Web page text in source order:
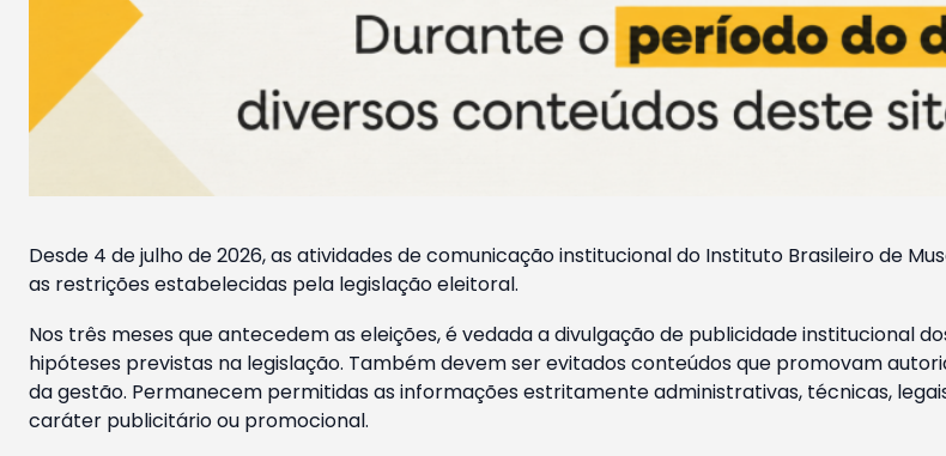
Desde 4 de julho de 2026, as atividades de comunicação institucional do Instituto Brasileiro de
as restrições estabelecidas pela legislação eleitoral.
Nos três meses que antecedem as eleições, é vedada a divulgação de publicidade institucional
hipóteses previstas na legislação. Também devem ser evitados conteúdos que promovam
da gestão. Permanecem permitidas as informações estritamente administrativas, técnicas,
caráter publicitário ou promocional.